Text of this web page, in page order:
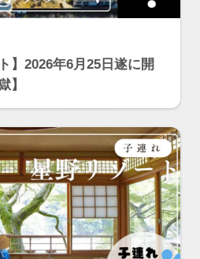
】2026年6月25日遂に開
】